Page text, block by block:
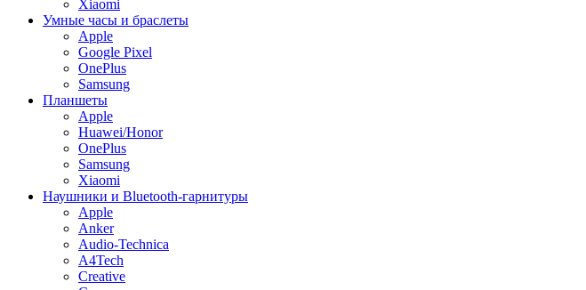
Xiaomi
Умные часы и браслеты
Apple
Google Pixel
OnePlus
Samsung
Планшеты
Apple
Huawei/Honor
OnePlus
Samsung
Xiaomi
Наушники и Bluetooth-гарнитуры
Apple
Anker
Audio-Technica
A4Tech
Creative